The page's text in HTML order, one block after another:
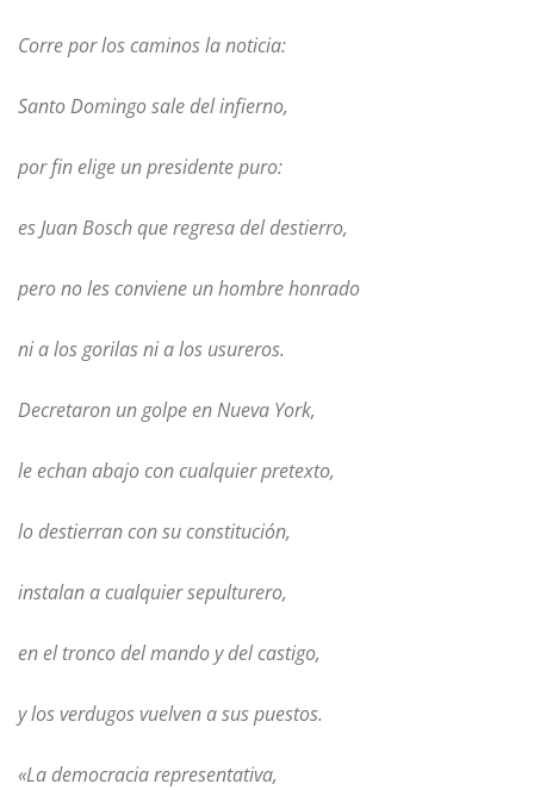
Corre por los caminos la noticia:
Santo Domingo sale del infierno,
por fin elige un presidente puro:
es Juan Bosch que regresa del destierro,
pero no les conviene un hombre honrado
ni a los gorilas ni a los usureros.
Decretaron un golpe en Nueva York,
le echan abajo con cualquier pretexto,
lo destierran con su constitución,
instalan a cualquier sepulturero,
en el tronco del mando y del castigo,
y los verdugos vuelven a sus puestos.
«La democracia representativa,